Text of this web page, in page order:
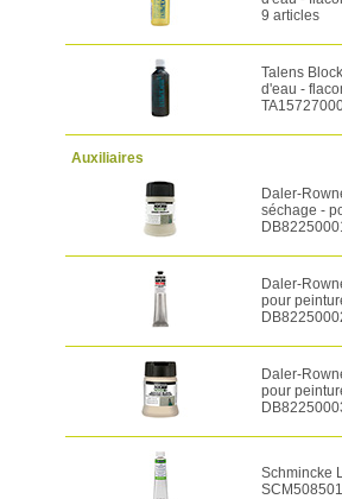
9 articles
Talens
d'eau -
Auxiliaires
Daler-
séchage -
Daler-
pour
Daler-
pour
Schmincke